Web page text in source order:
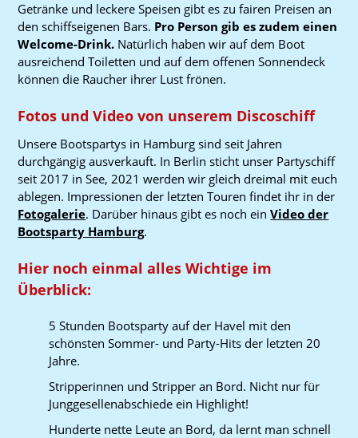
Getränke und leckere Speisen gibt es zu fairen Preisen an
den schiffseigenen Bars. Pro Person gib es zudem einen
Welcome-Drink. Natürlich haben wir auf dem Boot
ausreichend Toiletten und auf dem offenen Sonnendeck
können die Raucher ihrer Lust frönen.
Fotos und Video von unserem Discoschiff
Unsere Bootspartys in Hamburg sind seit Jahren
durchgängig ausverkauft. In Berlin sticht unser Partyschiff
seit 2017 in See, 2021 werden wir gleich dreimal mit euch
ablegen. Impressionen der letzten Touren findet ihr in der
Fotogalerie. Darüber hinaus gibt es noch einVideo der
Bootsparty Hamburg.
Hier noch einmal alles Wichtige im
Überblick:
5 Stunden Bootsparty auf der Havel mit den
schönsten Sommer- und Party-Hits der letzten 20
Jahre.
Stripperinnen und Stripper an Bord. Nicht nur für
Junggesellenabschiede ein Highlight!
Hunderte nette Leute an Bord, da lernt man schnell